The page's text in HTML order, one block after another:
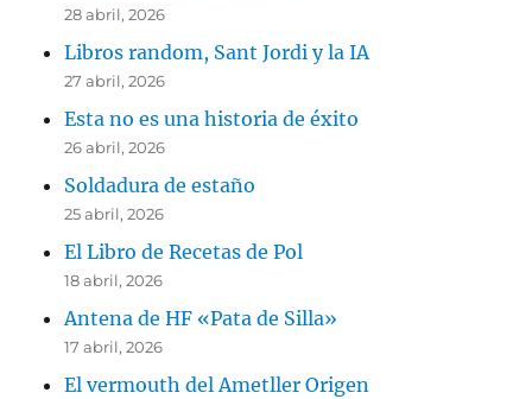
28 abril, 2026
Libros random, Sant Jordi y la IA
27 abril, 2026
Esta no es una historia de éxito
26 abril, 2026
Soldadura de estaño
25 abril, 2026
El Libro de Recetas de Pol
18 abril, 2026
Antena de HF «Pata de Silla»
17 abril, 2026
El vermouth del Ametller Origen